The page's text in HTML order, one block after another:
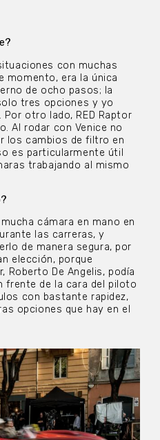
con muchas
momento, era la única
de ocho pasos; la
tres opciones y yo
otro lado, RED Raptor
Al rodar con Venice no
los cambios de filtro en
es particularmente útil
trabajando al mismo
cámara en mano en
las carreras, y
de manera segura, por
elección, porque
Roberto De Angelis, podía
frente de la cara del piloto
con bastante rapidez,
opciones que hay en el